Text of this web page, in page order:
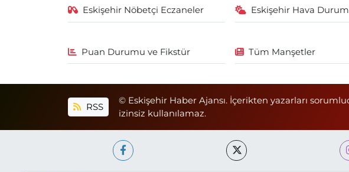
Eskişehir Nöbetçi Eczaneler Eskişehir Hava
Puan Durumu ve Fikstür Tüm Manşetler
RSS
© Eskişehir Haber Ajansı. İçerikten yazarları
izinsiz kullanılamaz.